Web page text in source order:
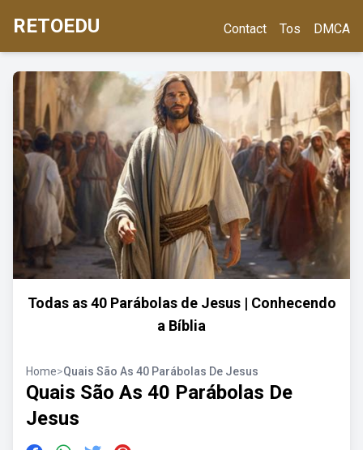
RETOEDU Contact Tos DMCA
Todas as 40 Parábolas de Jesus | Conhecendo
a Bíblia
Home>Quais São As 40 Parábolas De Jesus
Quais São As 40 Parábolas De
Jesus